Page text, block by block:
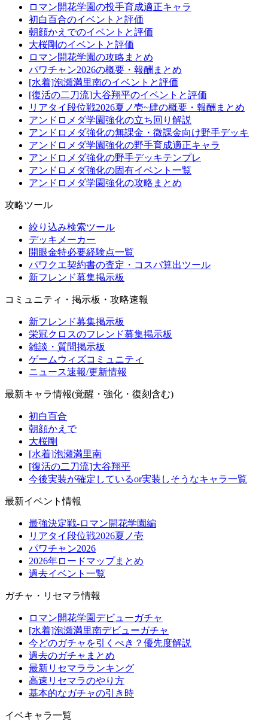
ロマン開花学園の投手育成適正キャラ
初白百合のイベントと評価
朝顔かえでのイベントと評価
大桜剛のイベントと評価
ロマン開花学園の攻略まとめ
パワチャン2026の概要・報酬まとめ
[水着]泡瀬満里南のイベントと評価
[復活の二刀流]大谷翔平のイベントと評価
リアタイ段位戦2026夏ノ壱~肆の概要・報酬まとめ
アンドロメダ学園強化の立ち回り解説
アンドロメダ強化の無課金・微課金向け野手デッキ
アンドロメダ学園強化の野手育成適正キャラ
アンドロメダ強化の野手デッキテンプレ
アンドロメダ強化の固有イベント一覧
アンドロメダ学園強化の攻略まとめ
攻略ツール
絞り込み検索ツール
デッキメーカー
開眼金特必要経験点一覧
パワクエ契約書の査定・コスパ算出ツール
新フレンド募集掲示板
コミュニティ・掲示板・攻略速報
新フレンド募集掲示板
栄冠クロスのフレンド募集掲示板
雑談・質問掲示板
ゲームウィズコミュニティ
ニュース速報/更新情報
最新キャラ情報(覚醒・強化・復刻含む)
初白百合
朝顔かえで
大桜剛
[水着]泡瀬満里南
[復活の二刀流]大谷翔平
今後実装が確定しているor実装しそうなキャラ一覧
最新イベント情報
最強決定戦-ロマン開花学園編
リアタイ段位戦2026夏ノ壱
パワチャン2026
2026年ロードマップまとめ
過去イベント一覧
ガチャ・リセマラ情報
ロマン開花学園デビューガチャ
[水着]泡瀬満里南デビューガチャ
今どのガチャを引くべき？優先度解説
過去のガチャまとめ
最新リセマラランキング
高速リセマラのやり方
基本的なガチャの引き時
イベキャラ一覧